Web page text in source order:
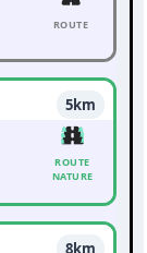
ROUTE
5km
ROUTE
NATURE
8km